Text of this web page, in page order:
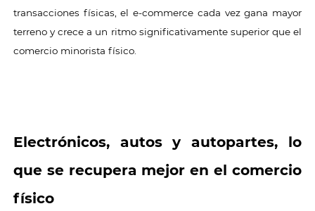
transacciones físicas, el e-commerce cada vez gana mayor
terreno y crece a un ritmo significativamente superior que el
comercio minorista físico.
Electrónicos, autos y autopartes, lo
que se recupera mejor en el comercio
físico